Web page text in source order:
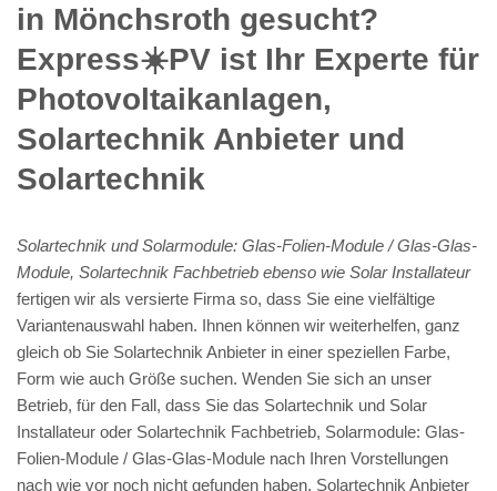
in Mönchsroth gesucht?
Express☀️PV️ ist Ihr Experte für
Photovoltaikanlagen,
Solartechnik Anbieter und
Solartechnik
Solartechnik und Solarmodule: Glas-Folien-Module / Glas-Glas-
Module, Solartechnik Fachbetrieb ebenso wie Solar Installateur
fertigen wir als versierte Firma so, dass Sie eine vielfältige
Variantenauswahl haben. Ihnen können wir weiterhelfen, ganz
gleich ob Sie Solartechnik Anbieter in einer speziellen Farbe,
Form wie auch Größe suchen. Wenden Sie sich an unser
Betrieb, für den Fall, dass Sie das Solartechnik und Solar
Installateur oder Solartechnik Fachbetrieb, Solarmodule: Glas-
Folien-Module / Glas-Glas-Module nach Ihren Vorstellungen
nach wie vor noch nicht gefunden haben. Solartechnik Anbieter